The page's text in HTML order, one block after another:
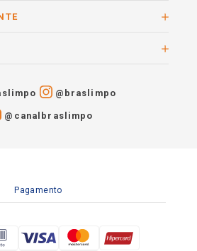
@braslimpo
@canalbraslimpo​
Pagamento